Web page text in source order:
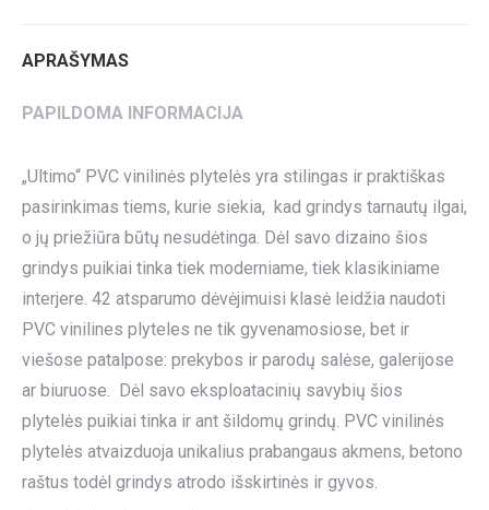
APRAŠYMAS
PAPILDOMA INFORMACIJA
„Ultimo“ PVC vinilinės plytelės yra stilingas ir praktiškas
pasirinkimas tiems, kurie siekia, kad grindys tarnautų ilgai,
o jų priežiūra būtų nesudėtinga. Dėl savo dizaino šios
grindys puikiai tinka tiek moderniame, tiek klasikiniame
interjere. 42 atsparumo dėvėjimuisi klasė leidžia naudoti
PVC vinilines plyteles ne tik gyvenamosiose, bet ir
viešose patalpose: prekybos ir parodų salėse, galerijose
ar biuruose. Dėl savo eksploatacinių savybių šios
plytelės puikiai tinka ir ant šildomų grindų. PVC vinilinės
plytelės atvaizduoja unikalius prabangaus akmens, betono
raštus todėl grindys atrodo išskirtinės ir gyvos.